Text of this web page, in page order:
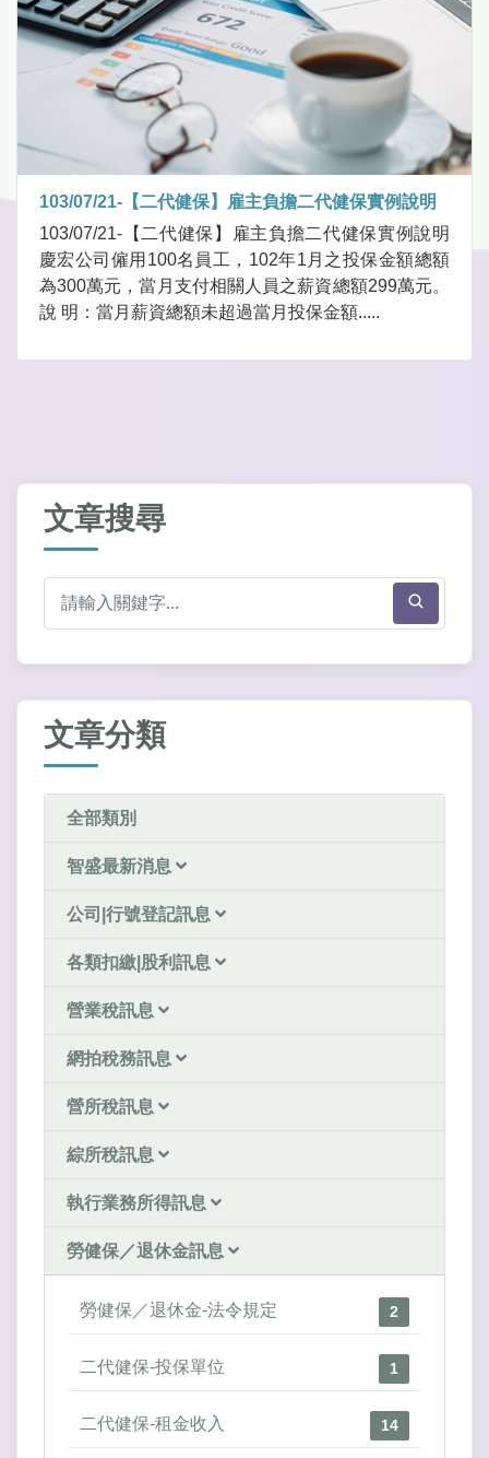
103/07/21-【二代健保】雇主負擔二代健保實例說明
103/07/21-【二代健保】雇主負擔二代健保實例說明
慶宏公司僱用100名員工，102年1月之投保金額總額
為300萬元，當月支付相關人員之薪資總額299萬元。
說 明：當月薪資總額未超過當月投保金額.....
文章搜尋
文章分類
全部類別
智盛最新消息
公司|行號登記訊息
各類扣繳|股利訊息
營業稅訊息
網拍稅務訊息
營所稅訊息
綜所稅訊息
執行業務所得訊息
勞健保／退休金訊息
勞健保／退休金-法令規定 2
二代健保-投保單位 1
二代健保-租金收入 14